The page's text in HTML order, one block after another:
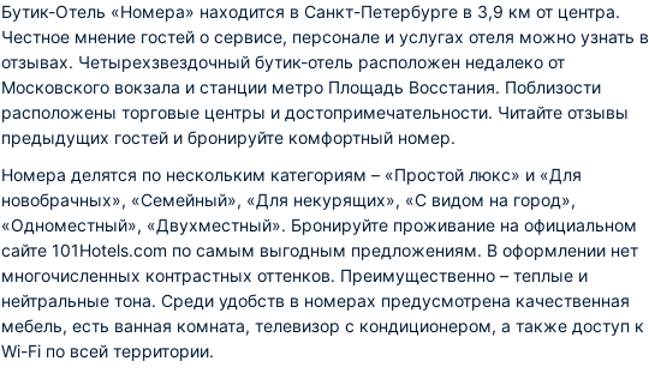
Бутик-Отель «Номера» находится в Санкт-Петербурге в 3,9 км от центра.
Честное мнение гостей о сервисе, персонале и услугах отеля можно узнать в
отзывах. Четырехзвездочный бутик-отель расположен недалеко от
Московского вокзала и станции метро Площадь Восстания. Поблизости
расположены торговые центры и достопримечательности. Читайте отзывы
предыдущих гостей и бронируйте комфортный номер.
Номера делятся по нескольким категориям – «Простой люкс» и «Для
новобрачных», «Семейный», «Для некурящих», «С видом на город»,
«Одноместный», «Двухместный». Бронируйте проживание на официальном
сайте 101Hotels.com по самым выгодным предложениям. В оформлении нет
многочисленных контрастных оттенков. Преимущественно – теплые и
нейтральные тона. Среди удобств в номерах предусмотрена качественная
мебель, есть ванная комната, телевизор с кондиционером, а также доступ к
Wi-Fi по всей территории.